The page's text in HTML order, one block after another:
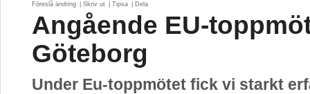
Föreslå ändring Skriv ut Tipsa Dela
Angående EU-
Göteborg
Under Eu-toppmötet fick vi starkt